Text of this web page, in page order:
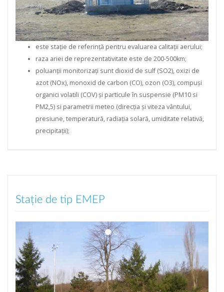
este stație de referință pentru evaluarea calitații aerului;
raza ariei de reprezentativitate este de 200-500km;
poluanții monitorizați sunt dioxid de sulf (SO2), oxizi de
azot (NOx), monoxid de carbon (CO), ozon (O3), compuși
organici volatili (COV) și particule în suspensie (PM10 si
PM2,5) si parametrii meteo (direcția și viteza vântului,
presiune, temperatură, radiația solară, umiditate relativă,
precipitații);